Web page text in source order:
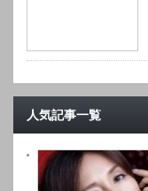
人気記事一覧